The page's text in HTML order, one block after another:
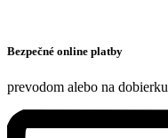
Bezpečné online platby
prevodom alebo na dobierku